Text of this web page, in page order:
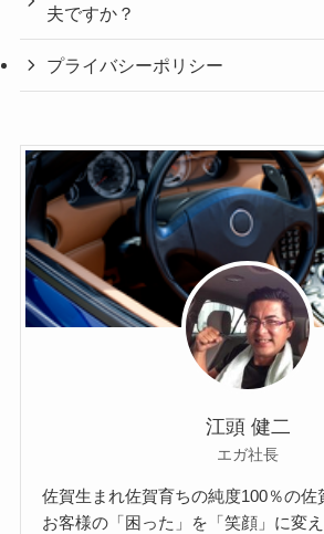
夫ですか？
プライバシーポリシー
江頭 健二
エガ社長
佐賀生まれ佐賀育ちの純度100％の佐
お客様の「困った」を「笑顔」に変